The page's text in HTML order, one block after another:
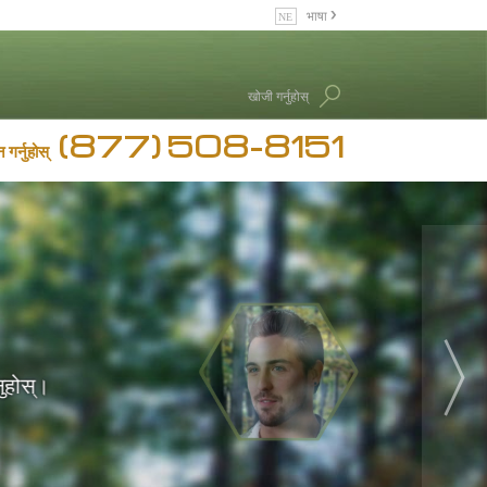
खोजी गर्नुहोस्
भाषा
Deutsch
Ελληνικά (Greek)
Español
Français
Hebrew
Magyar
Italiano
日本語 (Japanese)
Nederlands
Norsk
Portuguès
Русский (Russian)
Svenska
गर्नुहोस् (877) 508-8151
नहुने।
छ"
मुक्त हुनु हो।
लागूपदार्थ
अवशेषहरू
छ"
अद्वितीय
भनेको यसले
पुर्‍याउनु
विकास।
सुधार
मुक्त,
प्राकृतिक
काम गर्छ।
मुक्त
भएको छ
लागि
रहेको छुँ
।"
जीवन
पक्षहरू
थियो।